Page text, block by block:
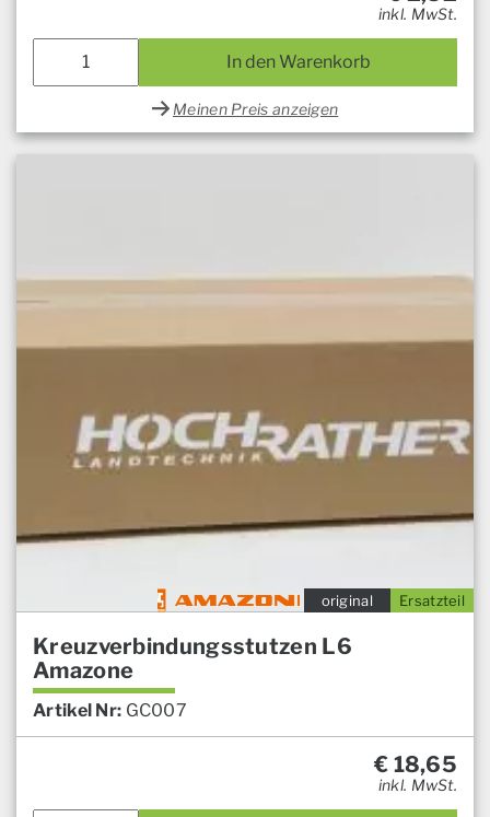
inkl. MwSt.
In den Warenkorb
Meinen Preis anzeigen
Ersatzteil
original
Kreuzverbindungsstutzen L6
Amazone
Artikel Nr: GC007
€ 18,65
inkl. MwSt.